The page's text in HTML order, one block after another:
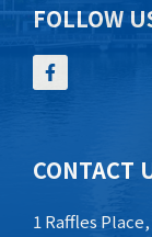
FOLLOW
CONTACT
1 Raffles